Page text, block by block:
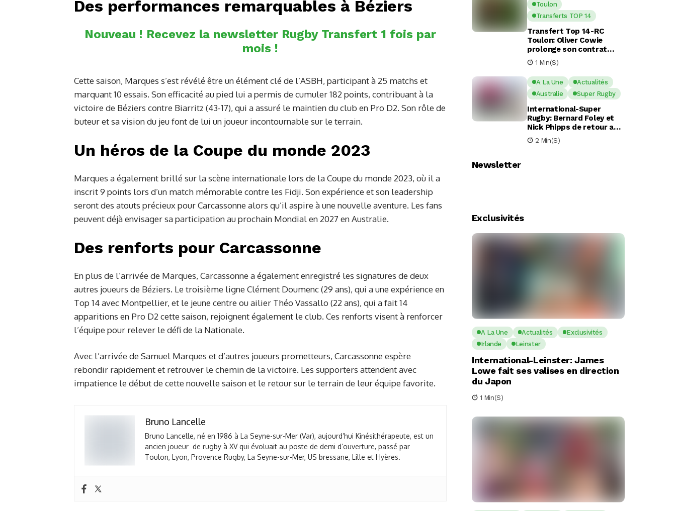
Des performances remarquables à Béziers
Nouveau ! Recevez la newsletter Rugby Transfert 1 fois par
mois !
Cette saison, Marques s’est révélé être un élément clé de l’ASBH, participant à 25 matchs et
marquant 10 essais. Son efficacité au pied lui a permis de cumuler 182 points, contribuant à la
victoire de Béziers contre Biarritz (43-17), qui a assuré le maintien du club en Pro D2. Son rôle de
buteur et sa vision du jeu font de lui un joueur incontournable sur le terrain.
Un héros de la Coupe du monde 2023
Marques a également brillé sur la scène internationale lors de la Coupe du monde 2023, où il a
inscrit 9 points lors d’un match mémorable contre les Fidji. Son expérience et son leadership
seront des atouts précieux pour Carcassonne alors qu’il aspire à une nouvelle aventure. Les fans
peuvent déjà envisager sa participation au prochain Mondial en 2027 en Australie.
Des renforts pour Carcassonne
En plus de l’arrivée de Marques, Carcassonne a également enregistré les signatures de deux
autres joueurs de Béziers. Le troisième ligne Clément Doumenc (29 ans), qui a une expérience en
Top 14 avec Montpellier, et le jeune centre ou ailier Théo Vassallo (22 ans), qui a fait 14
apparitions en Pro D2 cette saison, rejoignent également le club. Ces renforts visent à renforcer
l’équipe pour relever le défi de la Nationale.
Avec l’arrivée de Samuel Marques et d’autres joueurs prometteurs, Carcassonne espère
rebondir rapidement et retrouver le chemin de la victoire. Les supporters attendent avec
impatience le début de cette nouvelle saison et le retour sur le terrain de leur équipe favorite.
Bruno Lancelle
Bruno Lancelle, né en 1986 à La Seyne-sur-Mer (Var), aujourd’hui Kinésithérapeute, est un
ancien joueur de rugby à XV qui évoluait au poste de demi d’ouverture, passé par
Toulon, Lyon, Provence Rugby, La Seyne-sur-Mer, US bressane, Lille et Hyères.
Toulon
Transferts TOP 14
Transfert Top 14-RC
Toulon: Oliver Cowie
prolonge son contrat
avec le RCT jusqu’en 2029
1 Min(s)
A La Une
Actualités
Australie
Super Rugby
International-Super
Rugby: Bernard Foley et
Nick Phipps de retour aux
Waratahs
2 Min(s)
Newsletter
Exclusivités
A La Une Actualités
Exclusivités
Irlande
Leinster
International-Leinster: James
Lowe fait ses valises en direction
du Japon
1 Min(s)